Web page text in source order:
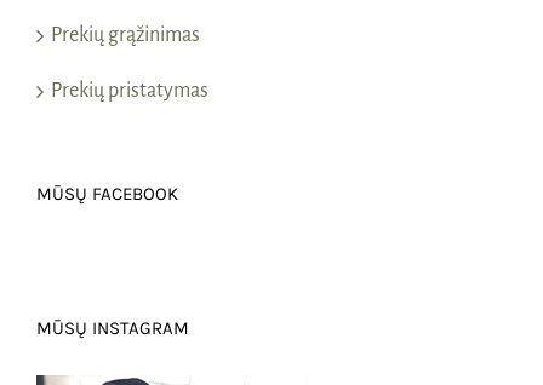
Prekių grąžinimas
Prekių pristatymas
MŪSŲ FACEBOOK
MŪSŲ INSTAGRAM